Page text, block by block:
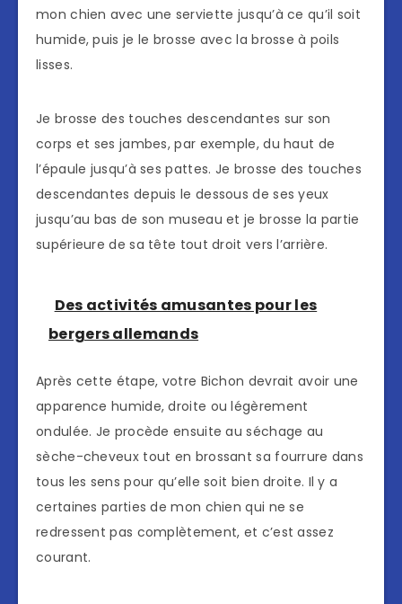
mon chien avec une serviette jusqu’à ce qu’il soit
humide, puis je le brosse avec la brosse à poils
lisses.
Je brosse des touches descendantes sur son
corps et ses jambes, par exemple, du haut de
l’épaule jusqu’à ses pattes. Je brosse des touches
descendantes depuis le dessous de ses yeux
jusqu’au bas de son museau et je brosse la partie
supérieure de sa tête tout droit vers l’arrière.
Des activités amusantes pour les
bergers allemands
Après cette étape, votre Bichon devrait avoir une
apparence humide, droite ou légèrement
ondulée. Je procède ensuite au séchage au
sèche-cheveux tout en brossant sa fourrure dans
tous les sens pour qu’elle soit bien droite. Il y a
certaines parties de mon chien qui ne se
redressent pas complètement, et c’est assez
courant.